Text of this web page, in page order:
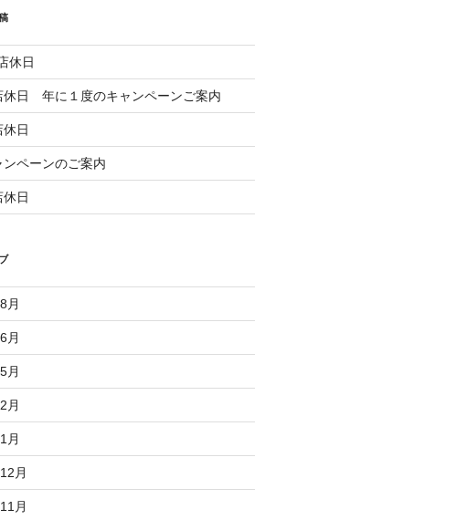
休日
休日 年に１度のキャンペーンご案内
日
ンペーンのご案内
日
月
月
月
月
月
月
月